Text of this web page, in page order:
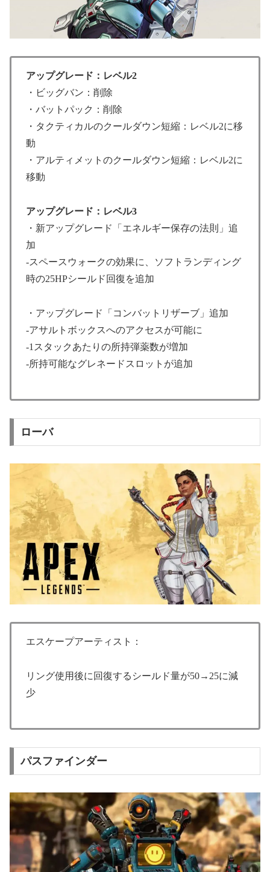
アップグレード：レベル2
・ビッグバン：削除
・バットパック：削除
・タクティカルのクールダウン短縮：レベル2に移
動
・アルティメットのクールダウン短縮：レベル2に
移動
アップグレード：レベル3
・新アップグレード「エネルギー保存の法則」追
加
-スペースウォークの効果に、ソフトランディング
時の25HPシールド回復を追加
・アップグレード「コンバットリザーブ」追加
-アサルトボックスへのアクセスが可能に
-1スタックあたりの所持弾薬数が増加
-所持可能なグレネードスロットが追加
ローバ
エスケープアーティスト：
リング使用後に回復するシールド量が50→25に減
少
パスファインダー